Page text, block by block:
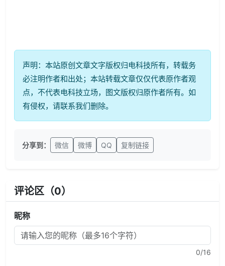
声明：本站原创文章文字版权归电科技所有，转载务
必注明作者和出处；本站转载文章仅仅代表原作者观
点，不代表电科技立场，图文版权归原作者所有。如
有侵权，请联系我们删除。
分享到： 微信 微博 QQ 复制链接
评论区（0）
昵称
0/16